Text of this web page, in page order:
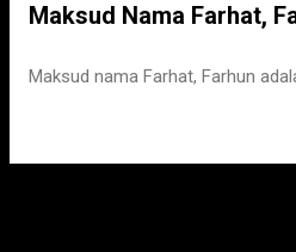
Maksud Nama Farhat,
Maksud nama Farhat, Farhun